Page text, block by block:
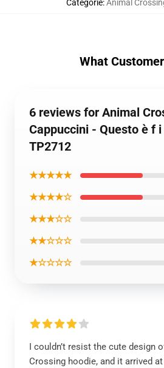
Categorie:Animal
What
6 reviews for Animal
Cappuccini - Questo è f
TP2712
★★★★★
★★★★☆
★★★☆☆
★★☆☆☆
★☆☆☆☆
I couldn’t resist the cute design
Crossing hoodie, and it arrived